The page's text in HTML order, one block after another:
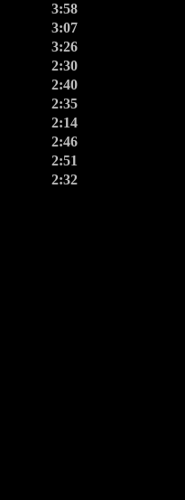
3:58
3:07
3:26
2:30
2:40
2:35
2:14
2:46
2:51
2:32